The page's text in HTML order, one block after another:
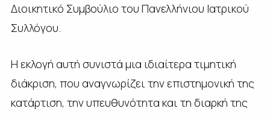
Διοικητικό Συμβούλιο του Πανελλήνιου Ιατρικού
Συλλόγου.
Η εκλογή αυτή συνιστά μια ιδιαίτερα τιμητική
διάκριση, που αναγνωρίζει την επιστημονική της
κατάρτιση, την υπευθυνότητα και τη διαρκή της